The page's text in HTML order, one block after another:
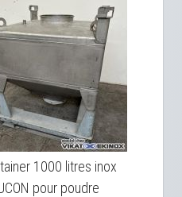
1000 litres inox
pour poudre